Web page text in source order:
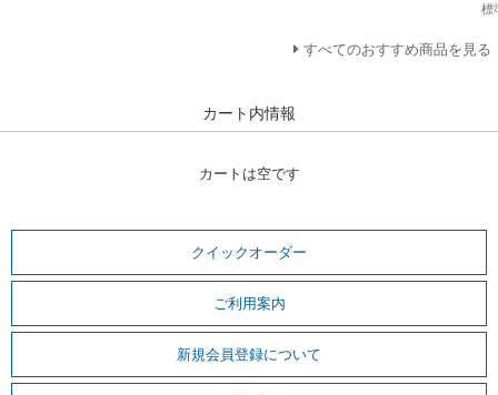
標
すべてのおすすめ商品を見る
カート内情報
カートは空です
クイックオーダー
ご利用案内
新規会員登録について